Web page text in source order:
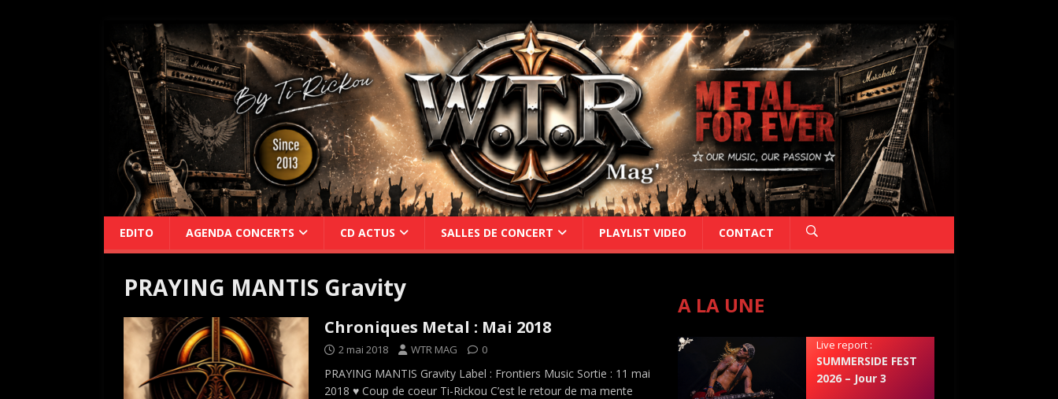
EDITO AGENDA CONCERTS CD ACTUS SALLES DE CONCERT PLAYLIST VIDEO CONTACT
PRAYING MANTIS Gravity
Chroniques Metal : Mai 2018
2 mai 2018 WTR MAG 0
PRAYING MANTIS Gravity Label : Frontiers Music Sortie : 11 mai
2018 ♥ Coup de coeur Ti-Rickou C’est le retour de ma mente
A LA UNE
Live report :
SUMMERSIDE FEST
2026 – Jour 3